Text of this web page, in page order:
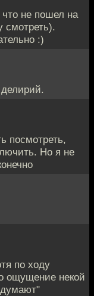
не пошел на
смотреть).
:)
посмотреть,
Но я не
по ходу
ощущение некой